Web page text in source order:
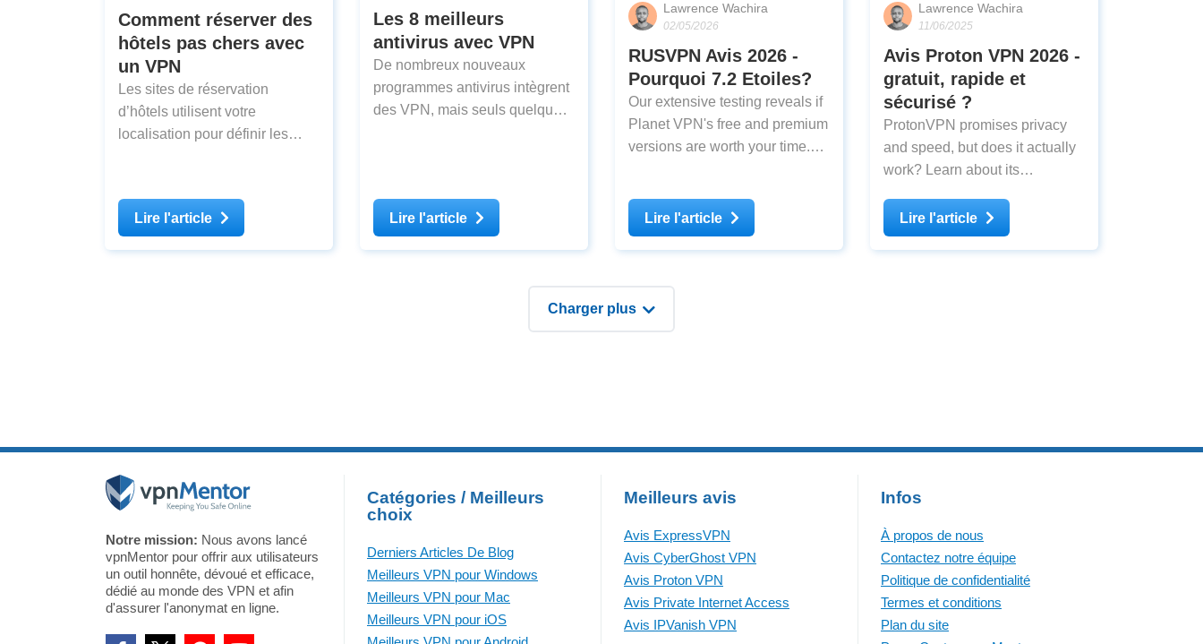
Comment réserver des
hôtels pas chers avec
un VPN
Les sites de réservation
d’hôtels utilisent votre
localisation pour définir les
personne résidant dans un
autre pays, en fonction de la
Lire l'article
Les 8 meilleurs
antivirus avec VPN
De nombreux nouveaux
programmes antivirus intègrent
des VPN, mais seuls quelques-
serveurs et n’offrent pas la
meilleure protection contre les
Lire l'article
Lawrence Wachira
02/05/2026
RUSVPN Avis 2026 -
Pourquoi 7.2 Etoiles?
Our extensive testing reveals if
Planet VPN's free and premium
versions are worth your time.
Lire l'article
Lawrence Wachira
11/06/2025
Avis Proton VPN 2026 -
gratuit, rapide et
sécurisé ?
ProtonVPN promises privacy
and speed, but does it actually
work? Learn about its
whether it’s the right choice for
you.
Lire l'article
Charger plus
Notre mission: Nous avons lancé
vpnMentor pour offrir aux utilisateurs
un outil honnête, dévoué et efficace,
dédié au monde des VPN et afin
d'assurer l'anonymat en ligne.
Catégories / Meilleurs
choix
Derniers Articles De Blog
Meilleurs VPN pour Windows
Meilleurs VPN pour Mac
Meilleurs VPN pour iOS
Meilleurs avis
Avis ExpressVPN
Avis CyberGhost VPN
Avis Proton VPN
Avis Private Internet Access
Avis IPVanish VPN
Infos
À propos de nous
Contactez notre équipe
Politique de confidentialité
Termes et conditions
Plan du site